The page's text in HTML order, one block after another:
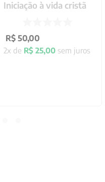
Iniciação à vida cristã
R$ 50,00
2x de R$ 25,00 sem juros